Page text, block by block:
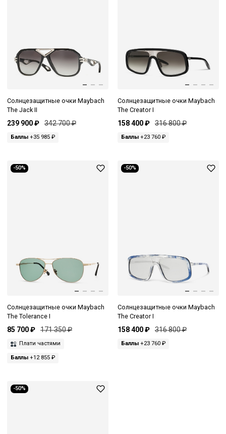
Солнцезащитные очки Maybach
The Jack II
239 900 ₽ 342 700 ₽
Баллы +35 985 ₽
Солнцезащитные очки Maybach
The Creator I
158 400 ₽ 316 800 ₽
Баллы+23 760 ₽
-50%
Солнцезащитные очки Maybach
The Tolerance I
85 700 ₽ 171 350 ₽
Плати частями
Баллы +12 855 ₽
-50%
Солнцезащитные очки Maybach
The Creator I
158 400 ₽ 316 800 ₽
Баллы+23 760 ₽
-50%